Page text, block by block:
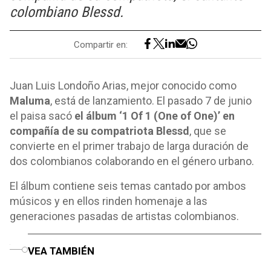
colombiano Blessd.
Compartir en:
Juan Luis Londoño Arias, mejor conocido como
Maluma, está de lanzamiento. El pasado 7 de junio
el paisa sacó el álbum ‘1 Of 1 (One of One)’ en
compañía de su compatriota Blessd , que se
convierte en el primer trabajo de larga duración de
dos colombianos colaborando en el género urbano.
El álbum contiene seis temas cantado por ambos
músicos y en ellos rinden homenaje a las
generaciones pasadas de artistas colombianos.
VEA TAMBIÉN